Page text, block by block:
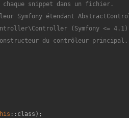
snippet dans un fichier.
Symfony étendant
(Symfony <=
du contrôleur principal.
::class);